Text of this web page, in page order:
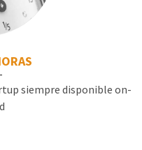
siempre disponible on-